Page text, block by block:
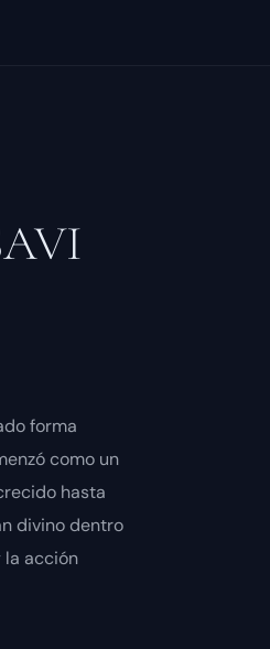
forma
como un
hasta
divino dentro
la acción